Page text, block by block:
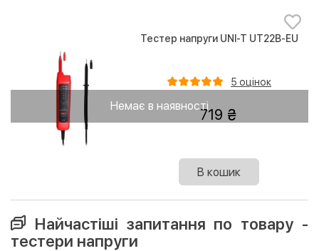
Немає в наявності
Тестер напруги UNI-T UT22B-EU
5 оцінок
719
В кошик
Найчастіші запитання по товару -
тестери напруги